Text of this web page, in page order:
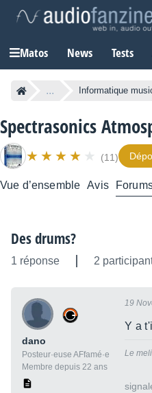
Matos News Tests
... Informatique
Spectrasonics
(11)
Vue d’ensemble Avis
Des drums?
1 réponse 2
dano
Posteur·euse AFfamé·e
Membre depuis 22 ans
19
Y a
Le